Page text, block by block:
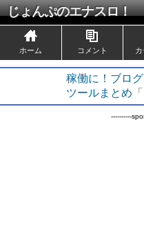
じょんぷのエナスロ！
ホーム コメント
稼働に！ブロ
ツールまとめ
----------